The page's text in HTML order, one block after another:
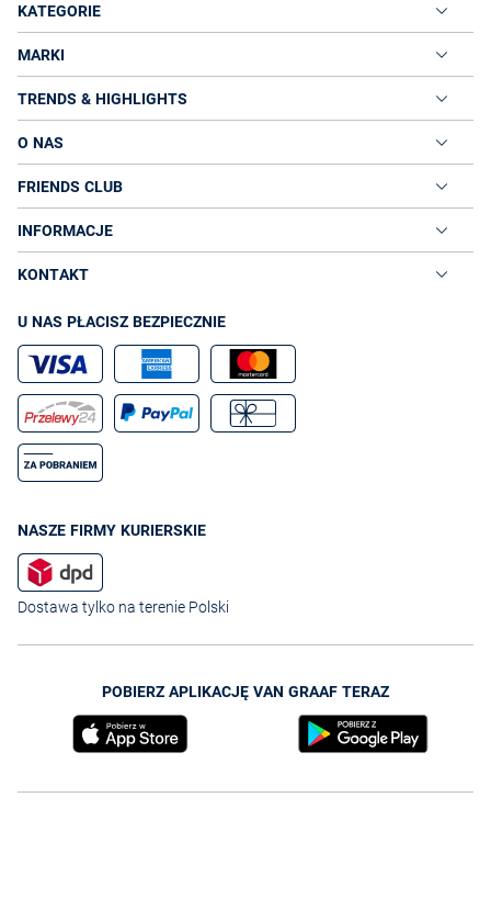
KATEGORIE
MARKI
TRENDS & HIGHLIGHTS
O NAS
FRIENDS CLUB
INFORMACJE
KONTAKT
U NAS PŁACISZ BEZPIECZNIE
NASZE FIRMY KURIERSKIE
Dostawa tylko na terenie Polski
POBIERZ APLIKACJĘ VAN GRAAF TERAZ